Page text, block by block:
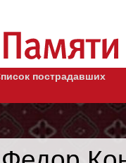
пострадавших